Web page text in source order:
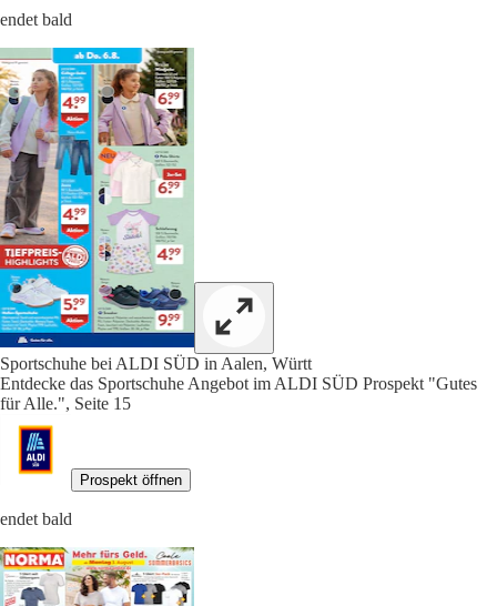
endet bald
Sportschuhe bei ALDI SÜD in Aalen, Württ
Entdecke das Sportschuhe Angebot im ALDI SÜD Prospekt "Gutes
für Alle.", Seite 15
Prospekt öffnen
endet bald